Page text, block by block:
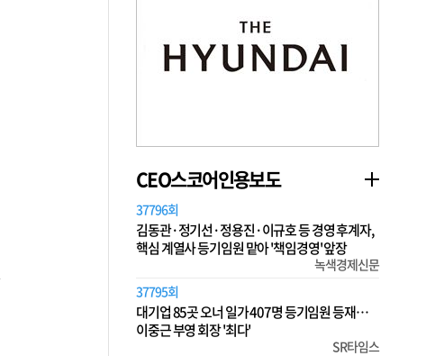
CEO스코어인용보도
37796회
김동관·정기선·정용진·이규호 등 경영 후계자,
핵심 계열사 등기임원 맡아 '책임경영' 앞장
녹색경제신문
37795회
대기업 85곳 오너 일가 407명 등기임원 등재…
이중근 부영 회장 '최다'
SR타임스